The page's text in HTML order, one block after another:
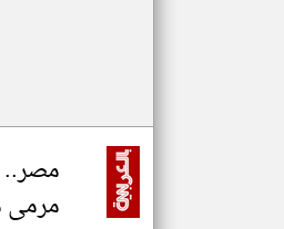
مصر..
مرمى